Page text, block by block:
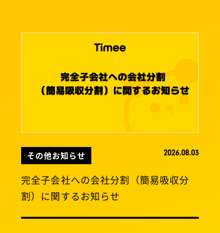
その他お知らせ 2026.08.03
完全子会社への会社分割（簡易吸収分
割）に関するお知らせ